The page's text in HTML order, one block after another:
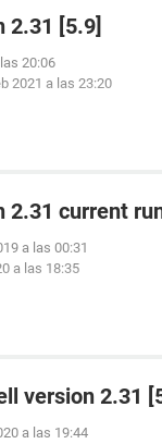
2.31 [5.9]
20:06
2021 a las 23:20
2.31 current
a las 00:31
a las 18:35
version 2.31
a las 19:44